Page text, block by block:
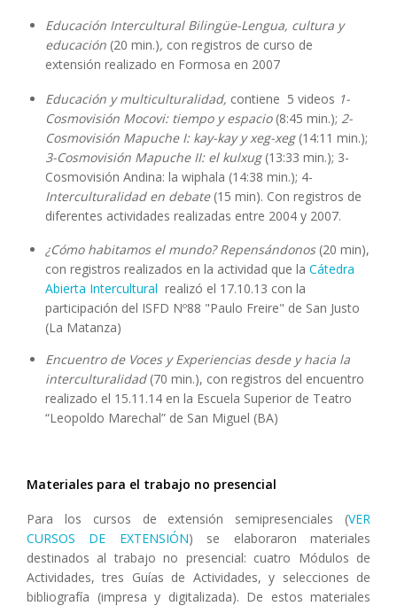
Educación Intercultural Bilingüe-Lengua, cultura y
educación (20 min.), con registros de curso de
extensión realizado en Formosa en 2007
Educación y multiculturalidad, contiene 5 videos 1-
Cosmovisión Mocovi: tiempo y espacio (8:45 min.); 2-
Cosmovisión Mapuche I: kay-kay y xeg-xeg (14:11 min.);
3-Cosmovisión Mapuche II: el kulxug (13:33 min.); 3-
Cosmovisión Andina: la wiphala (14:38 min.); 4-
Interculturalidad en debate (15 min). Con registros de
diferentes actividades realizadas entre 2004 y 2007.
¿Cómo habitamos el mundo? Repensándonos(20 min),
con registros realizados en la actividad que la Cátedra
Abierta Intercultural realizó el 17.10.13 con la
participación del ISFD Nº88 "Paulo Freire" de San Justo
(La Matanza)
Encuentro de Voces y Experiencias desde y hacia la
interculturalidad(70 min.), con registros del encuentro
realizado el 15.11.14 en la Escuela Superior de Teatro
“Leopoldo Marechal” de San Miguel (BA)
Materiales para el trabajo no presencial
Para los cursos de extensión semipresenciales (VER
CURSOS DE EXTENSIÓN) se elaboraron materiales
destinados al trabajo no presencial: cuatro Módulos de
Actividades, tres Guías de Actividades, y selecciones de
bibliografía (impresa y digitalizada). De estos materiales